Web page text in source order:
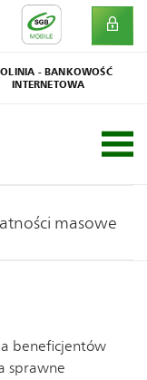
- BANKOWOŚĆ
INTERNETOWA
masowe
beneficjentów
sprawne